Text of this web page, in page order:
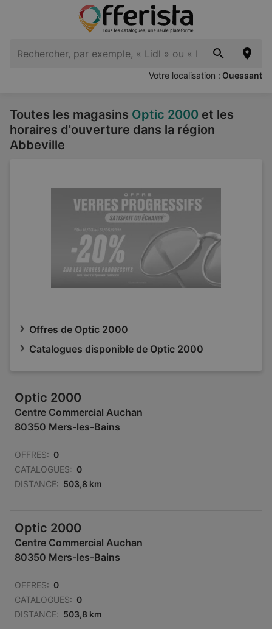
Votre localisation : Ouessant
Toutes les magasins Optic 2000 et les
horaires d'ouverture dans la région
Abbeville
Offres de Optic 2000
Catalogues disponible de Optic 2000
Optic 2000
Centre Commercial Auchan
80350 Mers-les-Bains
OFFRES: 0
CATALOGUES: 0
DISTANCE: 503,8 km
Optic 2000
Centre Commercial Auchan
80350 Mers-les-Bains
OFFRES: 0
CATALOGUES: 0
DISTANCE: 503,8 km